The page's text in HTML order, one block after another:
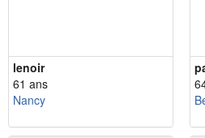
lenoir
61 ans
Nancy